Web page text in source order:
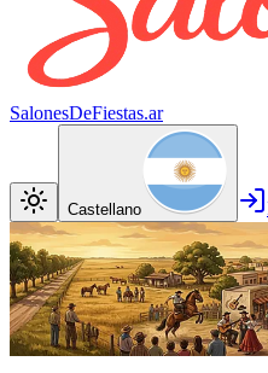
SalonesDeFiestas.ar
Castellano